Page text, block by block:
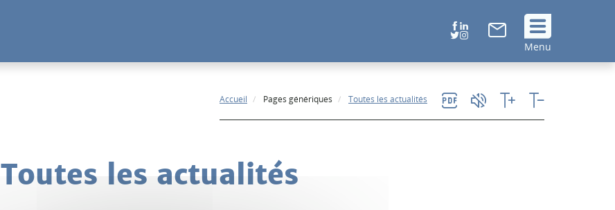
Suivez
!
Menu
Accueil Pages génériques Toutes les actualités
Toutes les actualités